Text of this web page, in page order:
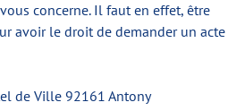
concerne. Il faut en effet, être
avoir le droit de demander un acte
de Ville 92161 Antony